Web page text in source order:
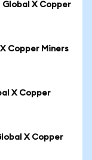
Global X Copper
Copper Miners
X Copper
X Copper